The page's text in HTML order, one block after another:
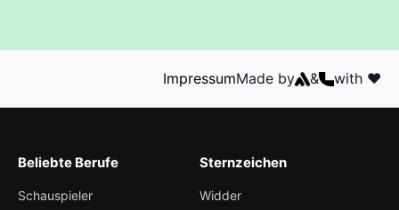
ImpressumMade by & with ❤️
Beliebte Berufe
Schauspieler
Sternzeichen
Widder